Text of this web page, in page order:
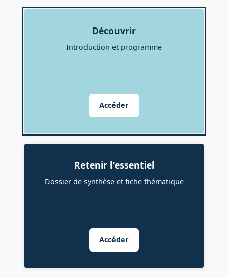
Découvrir
Introduction et programme
Accéder
Retenir l'essentiel
Dossier de synthèse et fiche thématique
Accéder